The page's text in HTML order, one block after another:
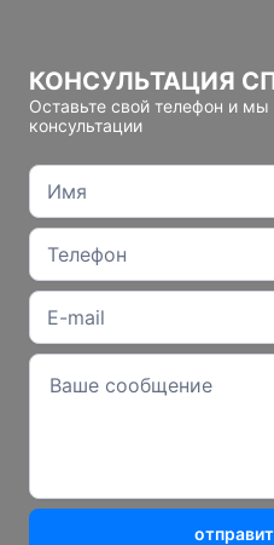
КОНСУЛЬТАЦИЯ
Оставьте свой телефон и
консультации